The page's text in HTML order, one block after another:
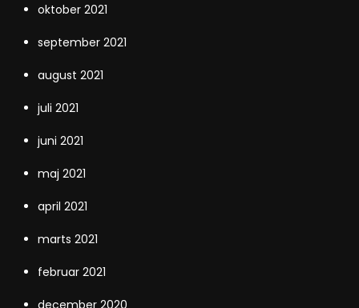
oktober 2021
september 2021
august 2021
juli 2021
juni 2021
maj 2021
april 2021
marts 2021
februar 2021